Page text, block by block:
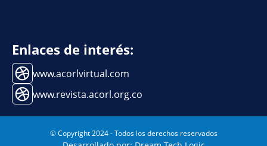
Enlaces de interés:
www.acorlvirtual.com
www.revista.acorl.org.co
© Copyright 2024 - Todos los derechos reservados